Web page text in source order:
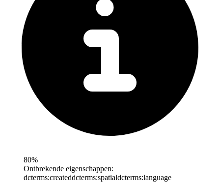
80%
Ontbrekende eigenschappen:
dcterms:createddcterms:spatialdcterms:language